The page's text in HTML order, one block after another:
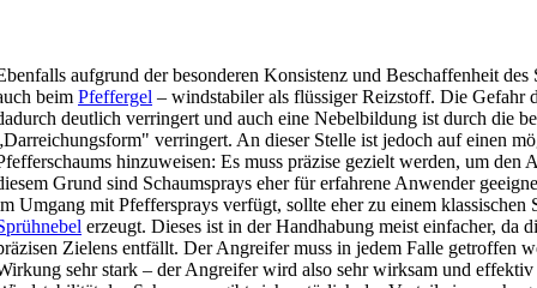
aufgrund der besonderen Konsistenz und Beschaffenheit des
beim Pfeffergel – windstabiler als flüssiger Reizstoff. Die Gefahr
deutlich verringert und auch eine Nebelbildung ist durch die
verringert. An dieser Stelle ist jedoch auf einen
hinzuweisen: Es muss präzise gezielt werden, um den
Grund sind Schaumsprays eher für erfahrene Anwender
Umgang mit Pfeffersprays verfügt, sollte eher zu einem klassischen
erzeugt. Dieses ist in der Handhabung meist einfacher, da
Zielens entfällt. Der Angreifer muss in jedem Falle getroffen
sehr stark – der Angreifer wird also sehr wirksam und